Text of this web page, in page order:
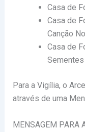
Casa de
Casa de
Canção
Casa de
Para a Vigília, o
através de uma
MENSAGEM PARA